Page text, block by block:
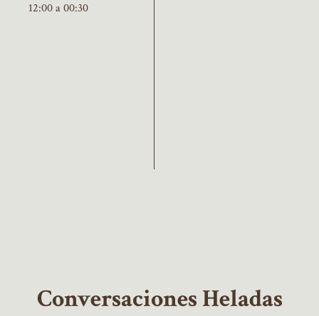
12:00 a 00:30
Conversaciones Heladas